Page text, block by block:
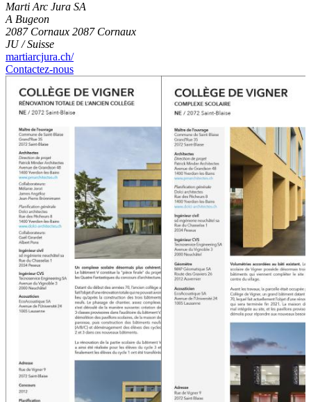
Marti Arc Jura SA
A Bugeon
2087 Cornaux 2087 Cornaux
JU / Suisse
martiarcjura.ch/
Contactez-nous